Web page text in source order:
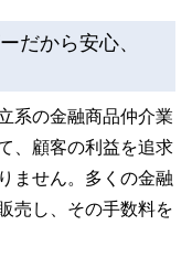
だから安心、
系の金融商品仲介業
、顧客の利益を追求
ません。多くの金融
売し、その手数料を